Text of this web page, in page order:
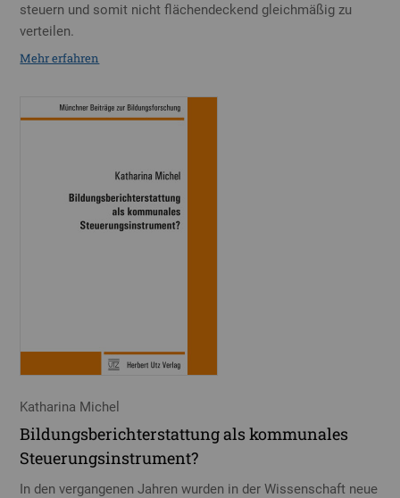
steuern und somit nicht flächendeckend gleichmäßig zu
verteilen.
Mehr erfahren
Katharina Michel
Bildungsberichterstattung als kommunales
Steuerungsinstrument?
In den vergangenen Jahren wurden in der Wissenschaft neue